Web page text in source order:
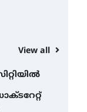
View all